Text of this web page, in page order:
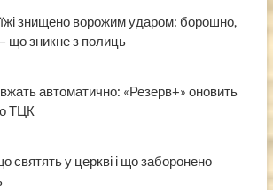
знищено ворожим ударом: борошно,
що зникне з полиць
автоматично: «Резерв+» оновить
ТЦК
святять у церкві і що заборонено